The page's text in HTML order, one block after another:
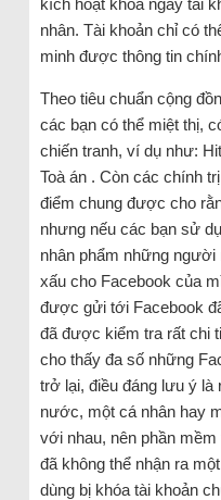
kích hoạt khóa ngay tài
nhân. Tài khoản chỉ có
minh được thông tin
Theo tiêu chuẩn cộng
các bạn có thể miệt thị,
chiến tranh, ví dụ như:
Toà án . Còn các chính
điểm chung được cho
nhưng nếu các bạn sử
nhân phẩm những người
xấu cho Facebook của
được gửi tới Facebook
đã được kiểm tra rất chi
cho thấy đa số những
trở lại, điều đáng lưu ý là
nước, một cá nhân hay
với nhau, nên phần
đã không thể nhận ra
dùng bị khóa tài khoản